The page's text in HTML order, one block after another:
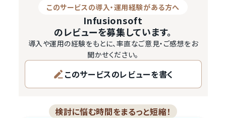
(MA)を比較した記事はこちら！
ご紹介した特徴を持つ「Infusionsoft」ですが、活用するこ
とで次のようなメリットがあります。
Infusionsoftには、顧客・見込み顧客を一元管理できる、ス
モールビジネスに最適なCRM機能が統合…
このサービスの導入・運用経験がある方へ
Infusionsoft
のレビューを募集しています。
導入や運用の経験をもとに、率直なご意見・ご感想をお
聞かせください。
このサービスのレビューを書く
検討に悩む時間をまるっと短縮！